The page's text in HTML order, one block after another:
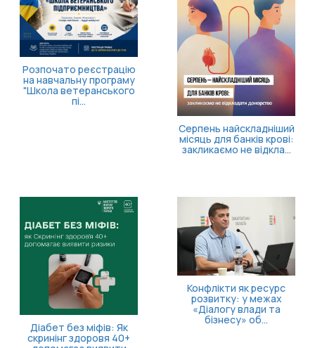
Закарпаття
долучається до
масштабної ініціативи
«ВСІМ. Формування к...
11 серпня відбудеться
засідання Ради з питань
внутрішньо
переміщених осіб
Більше часу на запуск
власної справи!
Безоплатна правнича
допомога для
ветеранів та їхніх
родин: які посл...